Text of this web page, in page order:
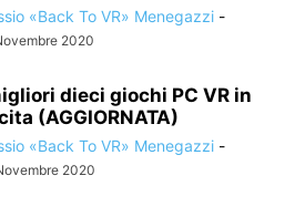
«Back To VR» Menegazzi -
2020
dieci giochi PC VR in
(AGGIORNATA)
«Back To VR» Menegazzi -
2020